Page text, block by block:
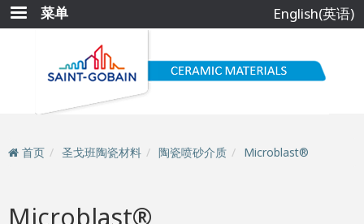
跳
转
菜单 English(英语)
首页 圣戈班陶瓷材料 陶瓷喷砂介质 Microblast®
Microblast®